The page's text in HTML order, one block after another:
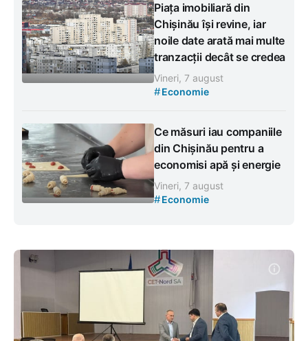
Piața imobiliară din
Chișinău își revine, iar
noile date arată mai multe
tranzacții decât se credea
Vineri, 7 august
#Economie
Ce măsuri iau companiile
din Chișinău pentru a
economisi apă și energie
Vineri, 7 august
#Economie